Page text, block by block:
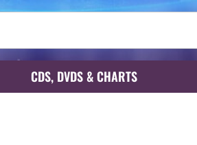
CDS, DVDS & CHARTS